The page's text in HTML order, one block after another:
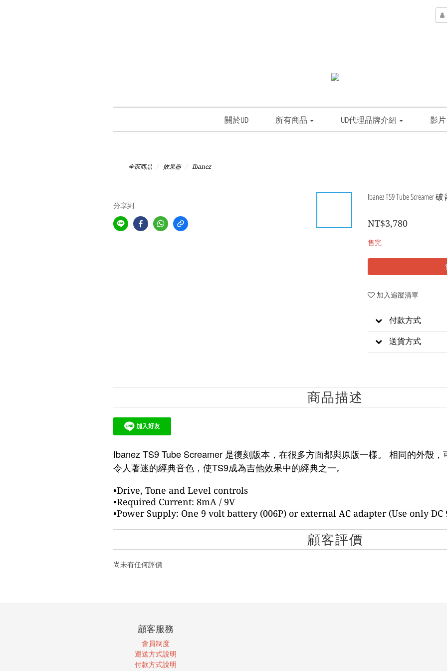
關於UD 所有商品 UD代理品牌介紹 影片
全部商品 效果器 Ibanez
分享到
Ibanez TS9 Tube Screamer
NT$3,780
售完
加入追蹤清單
付款方式
送貨方式
商品描述
Ibanez TS9 Tube Screamer 是復刻版本，在很多方面都與原版一樣。
相同的外殼，
令人著迷的經典音色，使TS9成為吉他效果中的經典之一。
•Drive, Tone and Level controls
•Required Current: 8mA / 9V
•Power Supply: One 9 volt battery (006P) or external AC adapter (Use only
顧客評價
尚未有任何評價
顧客服務
會員制度
運送方式說明
付款方式說明